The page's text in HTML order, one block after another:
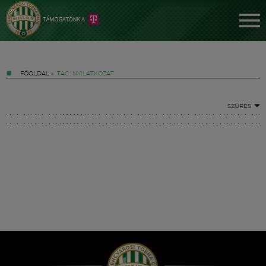
FŐOLDAL » TAG: NYILATKOZAT
SZŰRÉS
Hírek